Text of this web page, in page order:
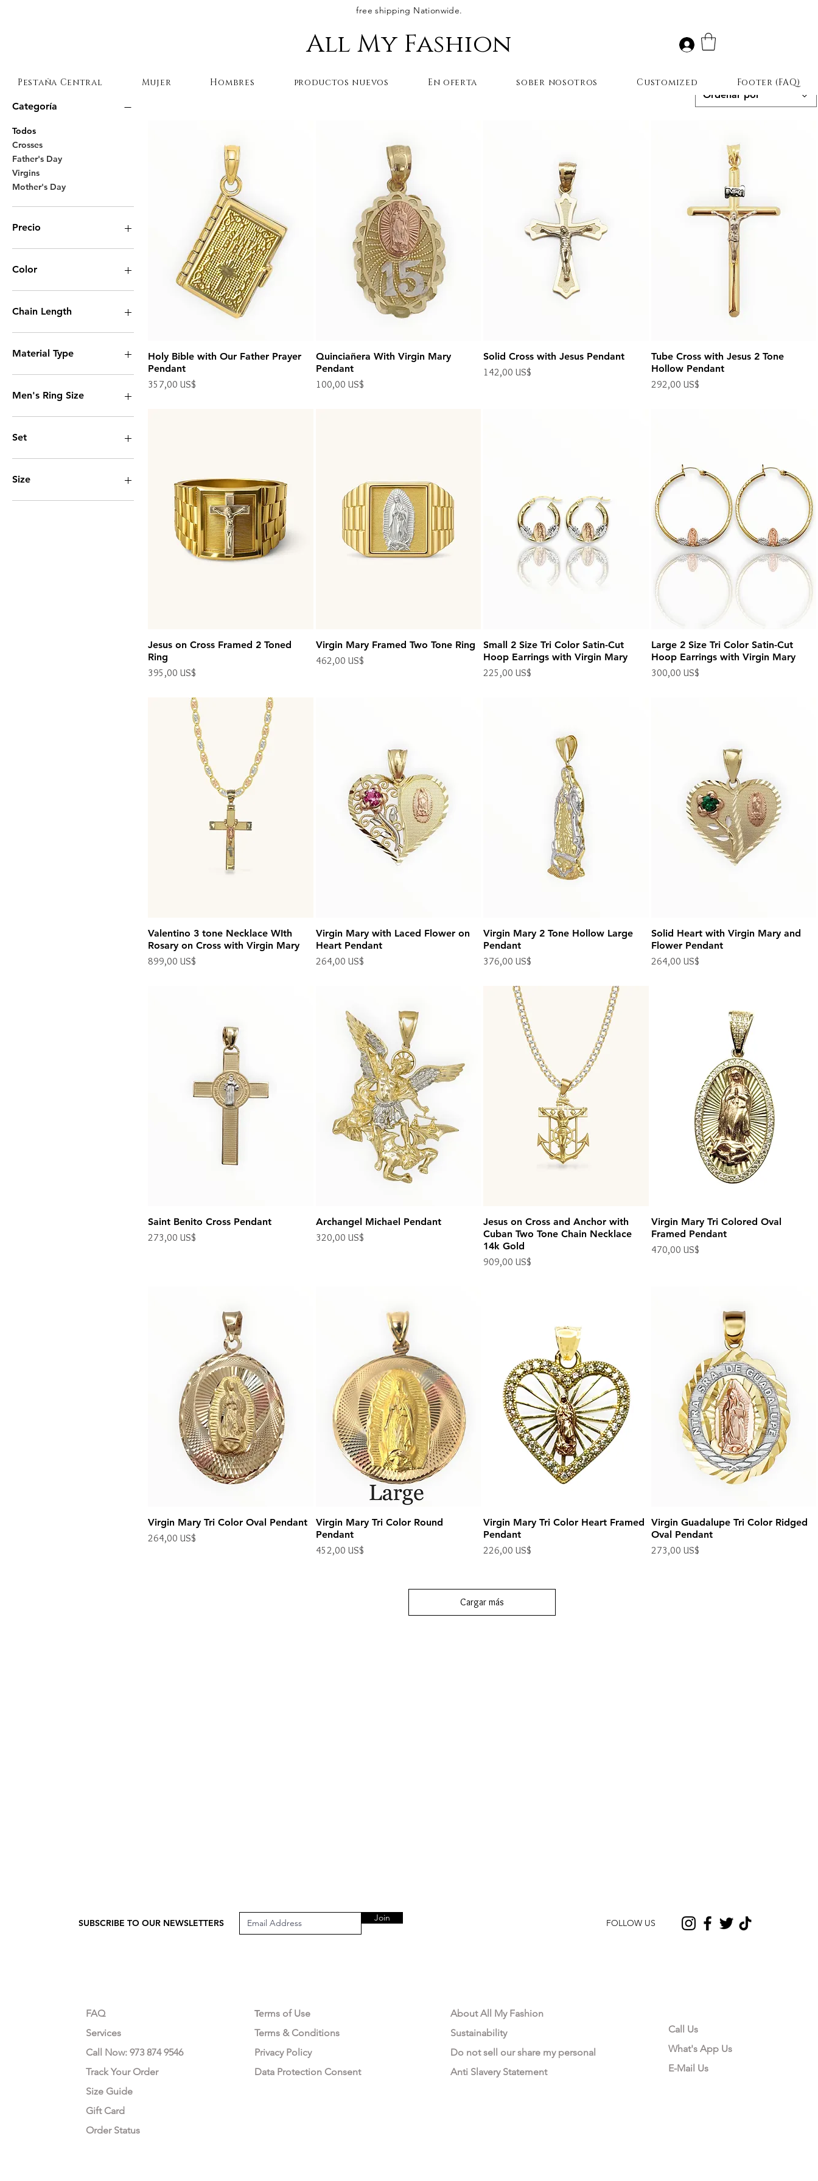
free shipping Nationwide.
All My Fashion
Categoría
Todos
Crosses
Father's Day
Virgins
Mother's Day
Precio
100 US$
Color
Chain Length
24"
Material Type
14k Gold
Men's Ring Size
9
10.5
11
12
Set
Necklace and Pendant
Pendant Only
Size
20 mm
Ordenar por
Holy Bible with Our Father Prayer
Pendant
Precio
357,00 US$
Quinciañera With Virgin Mary
Pendant
Precio
100,00 US$
Solid Cross with Jesus Pendant
Precio
142,00 US$
Tube Cross with Jesus 2 Tone
Hollow Pendant
Precio
292,00 US$
Jesus on Cross Framed 2 Toned
Ring
Precio
395,00 US$
Virgin Mary Framed Two Tone Ring
Precio
462,00 US$
Small 2 Size Tri Color Satin-Cut
Hoop Earrings with Virgin Mary
Precio
225,00 US$
Large 2 Size Tri Color Satin-Cut
Hoop Earrings with Virgin Mary
Precio
300,00 US$
Valentino 3 tone Necklace WIth
Rosary on Cross with Virgin Mary
Precio
899,00 US$
Virgin Mary with Laced Flower on
Heart Pendant
Precio
264,00 US$
Virgin Mary 2 Tone Hollow Large
Pendant
Precio
376,00 US$
Solid Heart with Virgin Mary and
Flower Pendant
Precio
264,00 US$
Saint Benito Cross Pendant
Precio
273,00 US$
Archangel Michael Pendant
Precio
320,00 US$
Jesus on Cross and Anchor with
Cuban Two Tone Chain Necklace
14k Gold
Precio
909,00 US$
Virgin Mary Tri Colored Oval
Framed Pendant
Precio
470,00 US$
Virgin Mary Tri Color Oval Pendant
Precio
264,00 US$
Virgin Mary Tri Color Round
Pendant
Precio
452,00 US$
Virgin Mary Tri Color Heart Framed
Pendant
Precio
226,00 US$
Virgin Guadalupe Tri Color Ridged
Oval Pendant
Precio
273,00 US$
Cargar más
Pestaña Central Mujer Hombres productos nuevos En oferta sober nosotros Customized Footer (FAQ)
SUBSCRIBE TO OUR NEWSLETTERS Join FOLLOW US
FAQ
Services
Call Now: 973 874 9546
Track Your Order
Size Guide
Gift Card
Order Status
Terms of Use
Terms & Conditions
Privacy Policy
Data Protection Consent
About All My Fashion
Sustainability
Do not sell our share my personal
Anti Slavery Statement
Call Us
What's App Us
E-Mail Us